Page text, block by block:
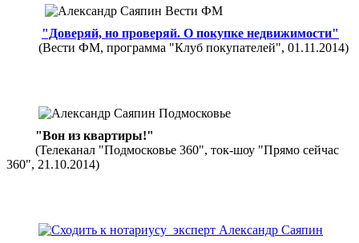
"Доверяй, но проверяй. О покупке недвижимости"
(Вести ФМ, программа "Клуб покупателей", 01.11.2014)
"Вон из квартиры!"
(Телеканал "Подмосковье 360", ток-шоу "Прямо сейчас
360", 21.10.2014)